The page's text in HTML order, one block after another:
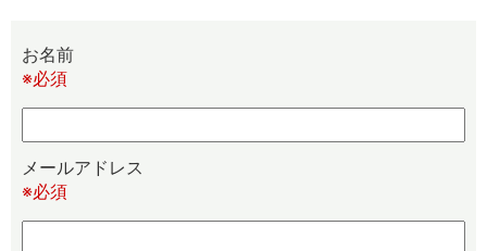
お名前
※必須
メールアドレス
※必須